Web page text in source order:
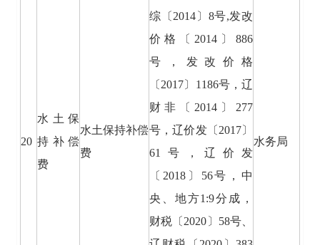
20
水土保
持补偿
费
水土保持补偿
费
综〔2014〕8号,发改
价格〔2014〕886
号，发改价格
〔2017〕1186号，辽
财非〔2014〕277
号，辽价发〔2017〕
61号，辽价发
〔2018〕56号，中
央、地方1:9分成，
财税〔2020〕58号、
水务局